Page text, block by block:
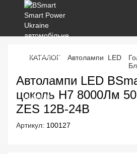
КАТАЛОГ Автолампи LED
Автолампи LED
цоколь H7 8000Лм
ZES 12В-24В
Артикул: 100127